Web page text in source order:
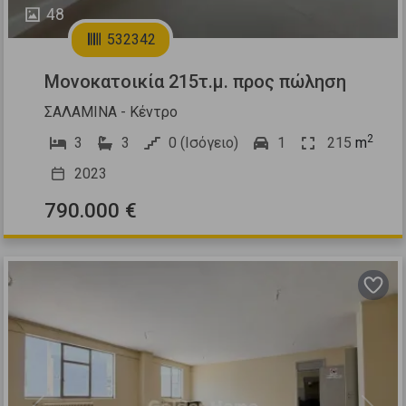
48
532342
Μονοκατοικία 215τ.μ. προς πώληση
ΣΑΛΑΜΙΝΑ - Κέντρο
3
3 0 (Ισόγειο) 1 215 m2
2023
790.000 €